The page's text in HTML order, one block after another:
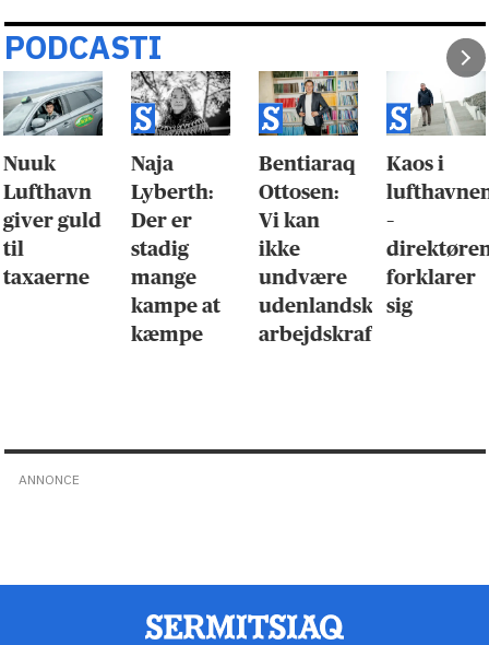
PODCASTI
Nuuk
Lufthavn
giver guld
til
taxaerne
Naja
Lyberth:
Der er
stadig
mange
kampe at
kæmpe
Bentiaraq
Ottosen:
Vi kan
ikke
undvære
udenlandsk
arbejdskraft
Kaos i
–
forklarer
sig
ANNONCE